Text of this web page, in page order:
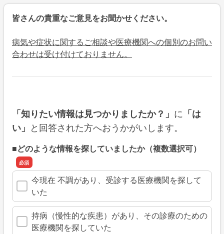
皆さんの貴重なご意見をお聞かせください。
病気や症状に関するご相談や医療機関への個別のお問い
合わせは受け付けておりません。
「知りたい情報は見つかりましたか？」 に 「は
い」 と回答された方へおうかがいします。
■どのような情報を探していましたか（複数選択可）
今現在 不調があり、受診する医療機関を探して
いた
持病（慢性的な疾患）があり、その診療のための
医療機関を探していた